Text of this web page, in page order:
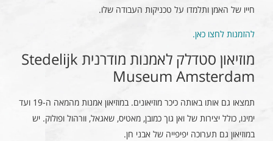
חייו של האמן ותלמדו על טכניקות העבודה שלו.
להזמנות לחצו כאן.
מוזיאון סטדלק לאמנות מודרנית Stedelijk
Museum Amsterdam
תמצאו גם אותו באותה כיכר מוזיאונים. במוזיאון אמנות מהמאה ה-19 ועד
ימינו, כולל יצירות של ואן גוך כמובן, מאטיס, שאגאל, וורהול ופולוק. יש
במוזיאון גם תערוכה יפיפייה של אבני חן.